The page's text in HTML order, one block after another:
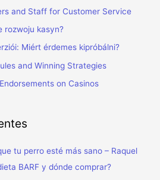
and Staff for Customer Service
rozwoju kasyn?
Miért érdemes kipróbálni?
and Winning Strategies
on Casinos
tu perro esté más sano – Raquel
BARF y dónde comprar?